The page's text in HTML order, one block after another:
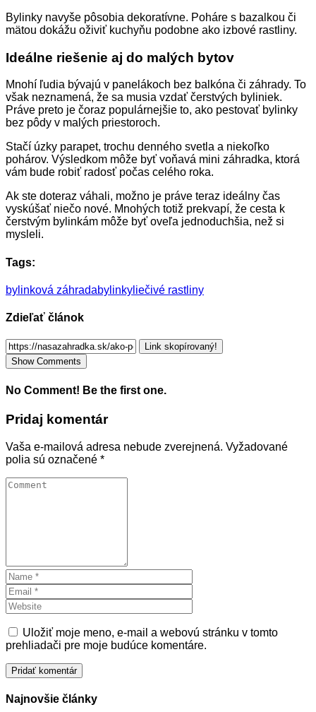
Bylinky navyše pôsobia dekoratívne. Poháre s bazalkou či
mätou dokážu oživiť kuchyňu podobne ako izbové rastliny.
Ideálne riešenie aj do malých bytov
Mnohí ľudia bývajú v panelákoch bez balkóna či záhrady. To
však neznamená, že sa musia vzdať čerstvých byliniek.
Práve preto je čoraz populárnejšie to, ako pestovať bylinky
bez pôdy v malých priestoroch.
Stačí úzky parapet, trochu denného svetla a niekoľko
pohárov. Výsledkom môže byť voňavá mini záhradka, ktorá
vám bude robiť radosť počas celého roka.
Ak ste doteraz váhali, možno je práve teraz ideálny čas
vyskúšať niečo nové. Mnohých totiž prekvapí, že cesta k
čerstvým bylinkám môže byť oveľa jednoduchšia, než si
mysleli.
Tags:
bylinková záhradabylinky liečivé rastliny
Zdieľať článok
Link skopírovaný!
Show Comments
No Comment! Be the first one.
Pridaj komentár
Vaša e-mailová adresa nebude zverejnená. Vyžadované
polia sú označené *
Uložiť moje meno, e-mail a webovú stránku v tomto
prehliadači pre moje budúce komentáre.
Najnovšie články